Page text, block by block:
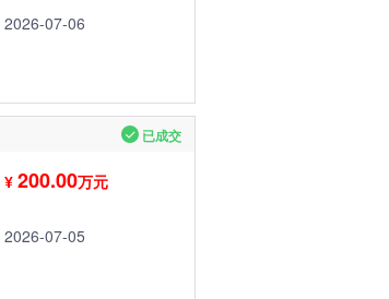
2026-07-06
已成交
¥ 200.00万元
2026-07-05